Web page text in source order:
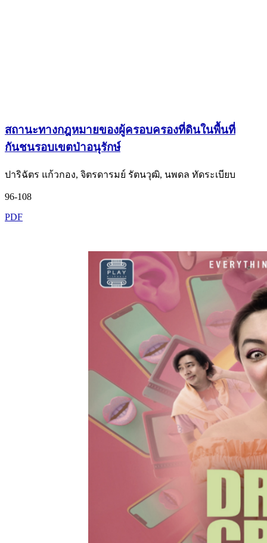
สถานะทางกฎหมายของผู้ครอบครองที่ดินในพื้นที่
กันชนรอบเขตป่าอนุรักษ์
ปาริฉัตร แก้วกอง, จิตรดารมย์ รัตนวุฒิ, นพดล ทัดระเบียบ
96-108
PDF